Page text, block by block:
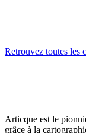
Retrouvez toutes les
Articque est le
grâce à la